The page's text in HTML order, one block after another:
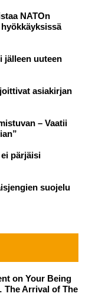
NATOn
jälleen uuteen
asiakirjan
– Vaatii
pärjäisi
suojelu
on Your Being
The Arrival of The